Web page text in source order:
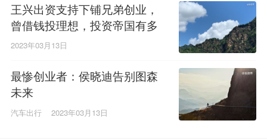
王兴出资支持下铺兄弟创业，
曾借钱投理想，投资帝国有多
大？
2023年03月13日
最惨创业者：侯晓迪告别图森
未来
汽车出行 2023年03月13日